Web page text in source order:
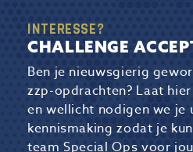
INTERESSE?
CHALLENGE
Ben je nieuwsgierig
zzp-opdrachten? Laat
en wellicht nodigen we je
kennismaking zodat je
team Special Ops voor